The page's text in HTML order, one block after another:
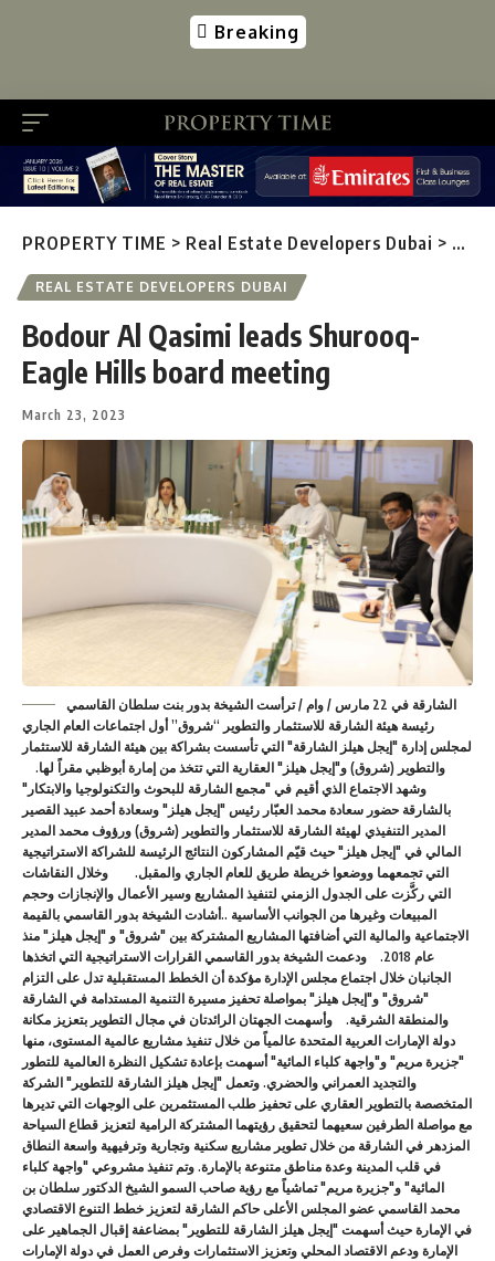
Breaking
PROPERTY TIME > Real Estate Developers Dubai >
REAL ESTATE DEVELOPERS DUBAI
Bodour Al Qasimi leads Shurooq-
Eagle Hills board meeting
March 23, 2023
الشارقة في 22 مارس / وام / ترأست الشيخة بدور بنت سلطان القاسمي
رئيسة هيئة الشارقة للاستثمار والتطوير “شروق” أول اجتماعات العام الجاري
لمجلس إدارة "إيجل هيلز الشارقة" التي تأسست بشراكة بين هيئة الشارقة للاستثمار
والتطوير (شروق) و"إيجل هيلز" العقارية التي تتخذ من إمارة أبوظبي مقراً لها.
وشهد الاجتماع الذي أقيم في "مجمع الشارقة للبحوث والتكنولوجيا والابتكار"
بالشارقة حضور سعادة محمد العبّار رئيس "إيجل هيلز" وسعادة أحمد عبيد القصير
المدير التنفيذي لهيئة الشارقة للاستثمار والتطوير (شروق) ورؤوف محمد المدير
المالي في "إيجل هيلز" حيث قيّم المشاركون النتائج الرئيسة للشراكة الاستراتيجية
التي تجمعهما ووضعوا خريطة طريق للعام الجاري والمقبل. وخلال النقاشات
التي ركَّزت على الجدول الزمني لتنفيذ المشاريع وسير الأعمال والإنجازات وحجم
المبيعات وغيرها من الجوانب الأساسية ..أشادت الشيخة بدور القاسمي بالقيمة
الاجتماعية والمالية التي أضافتها المشاريع المشتركة بين "شروق" و "إيجل هيلز" منذ
عام 2018. ودعمت الشيخة بدور القاسمي القرارات الاستراتيجية التي اتخذها
الجانبان خلال اجتماع مجلس الإدارة مؤكدة أن الخطط المستقبلية تدل على التزام
"شروق" و"إيجل هيلز" بمواصلة تحفيز مسيرة التنمية المستدامة في الشارقة
والمنطقة الشرقية. وأسهمت الجهتان الرائدتان في مجال التطوير بتعزيز مكانة
دولة الإمارات العربية المتحدة عالمياً من خلال تنفيذ مشاريع عالمية المستوى، منها
"جزيرة مريم" و"واجهة كلباء المائية" أسهمت بإعادة تشكيل النظرة العالمية للتطور
والتجديد العمراني والحضري. وتعمل "إيجل هيلز الشارقة للتطوير" الشركة
المتخصصة بالتطوير العقاري على تحفيز طلب المستثمرين على الوجهات التي تديرها
مع مواصلة الطرفين سعيهما لتحقيق رؤيتهما المشتركة الرامية لتعزيز قطاع السياحة
المزدهر في الشارقة من خلال تطوير مشاريع سكنية وتجارية وترفيهية واسعة النطاق
في قلب المدينة وعدة مناطق متنوعة بالإمارة. وتم تنفيذ مشروعي "واجهة كلباء
المائية" و"جزيرة مريم" تماشياً مع رؤية صاحب السمو الشيخ الدكتور سلطان بن
محمد القاسمي عضو المجلس الأعلى حاكم الشارقة لتعزيز خطط التنوع الاقتصادي
في الإمارة حيث أسهمت "إيجل هيلز الشارقة للتطوير" بمضاعفة إقبال الجماهير على
الإمارة ودعم الاقتصاد المحلي وتعزيز الاستثمارات وفرص العمل في دولة الإمارات